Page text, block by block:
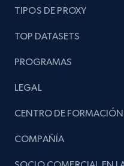
Lazada - Products -
keyword
price, Currency, Stock,
TIPOS DE PROXY
TOP DATASETS
PROGRAMAS
LEGAL
CENTRO DE FORMACIÓN
COMPAÑÍA